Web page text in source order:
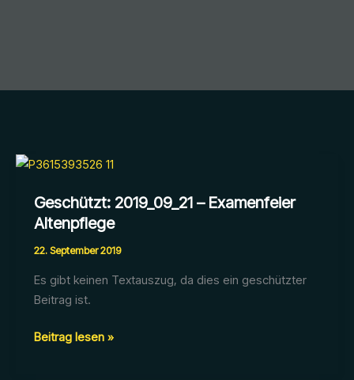
Geschützt: 2019_09_21 – Examenfeier
Altenpflege
22. September 2019
Es gibt keinen Textauszug, da dies ein geschützter
Beitrag ist.
Geschützt:
Beitrag lesen »